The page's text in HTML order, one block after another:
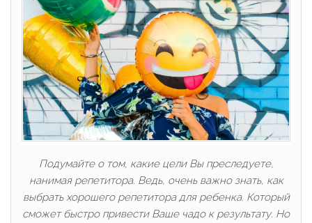
Подумайте о том, какие цели Вы преследуете,
нанимая репетитора. Ведь, очень важно знать, как
выбрать хорошего репетитора для ребенка. Который
сможет быстро привести Ваше чадо к результату. Но